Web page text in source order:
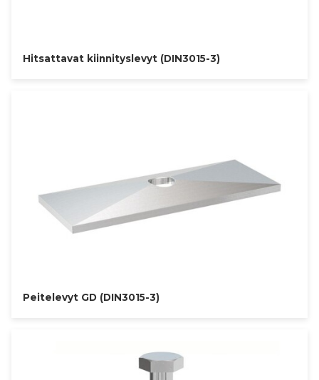
Hitsattavat kiinnityslevyt (DIN3015-3)
Peitelevyt GD (DIN3015-3)